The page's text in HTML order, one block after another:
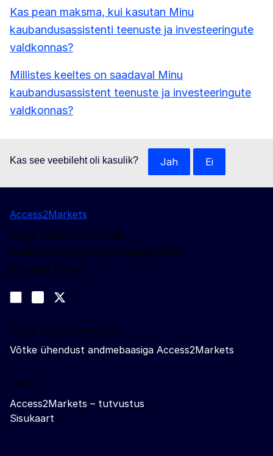
Kas pean maksma, kui kasutan Minu
kaubandusassistenti teenuste ja investeeringute
valdkonnas?
Millistes keeltes on saadaval Minu
kaubandusassistent teenuste ja investeeringute
valdkonnas?
Kas see veebileht oli kasulik? Jah Ei
Access2Markets
Seda veebisaiti haldab:
Kaubanduse ja majandusjulgeoleku
peadirektoraat
Join us on LinkedIn
Trade-Off podcast
Võtke meiega ühendust
Võtke ühendust andmebaasiga Access2Markets
Meist
Access2Markets – tutvustus
Sisukaart